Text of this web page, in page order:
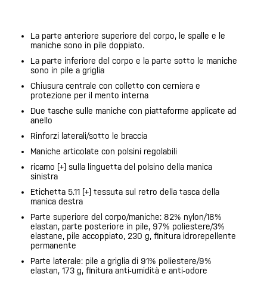
La parte anteriore superiore del corpo, le spalle e le
maniche sono in pile doppiato.
La parte inferiore del corpo e la parte sotto le maniche
sono in pile a griglia
Chiusura centrale con colletto con cerniera e
protezione per il mento interna
Due tasche sulle maniche con piattaforme applicate ad
anello
Rinforzi laterali/sotto le braccia
Maniche articolate con polsini regolabili
ricamo [+] sulla linguetta del polsino della manica
sinistra
Etichetta 5.11 [+] tessuta sul retro della tasca della
manica destra
Parte superiore del corpo/maniche: 82% nylon/18%
elastan, parte posteriore in pile, 97% poliestere/3%
elastane, pile accoppiato, 230 g, finitura idrorepellente
permanente
Parte laterale: pile a griglia di 91% poliestere/9%
elastan, 173 g, finitura anti-umidità e anti-odore